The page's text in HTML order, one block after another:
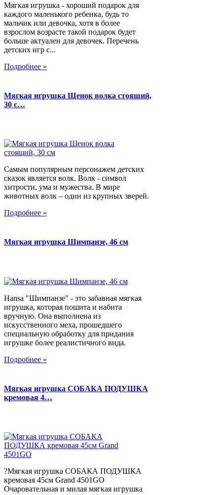
Мягкая игрушка - хороший подарок для
каждого маленького ребенка, будь то
мальчик или девочка, хотя в более
взрослом возрасте такой подарок будет
больше актуален для девочек. Перечень
детских игр с...
Подробнее »
Мягкая игрушка Щенок волка стоящий,
30 с…
Самым популярным персонажем детских
сказок является волк. Волк - символ
хитрости, ума и мужества. В мире
животных волк – один из крупных зверей.
Подробнее »
Мягкая игрушка Шимпанзе, 46 см
Hansa "Шимпанзе" - это забавная мягкая
игрушка, которая пошита и набита
вручную. Она выполнена из
искусственного меха, прошедшего
специальную обработку для придания
игрушке более реалистичного вида.
Подробнее »
Мягкая игрушка СОБАКА ПОДУШКА
кремовая 4…
?Мягкая игрушка СОБАКА ПОДУШКА
кремовая 45см Grand 4501GO
Очаровательная и милая мягкая игрушка